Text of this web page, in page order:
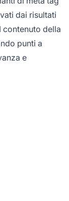
dai risultati
contenuto della
punti a
e